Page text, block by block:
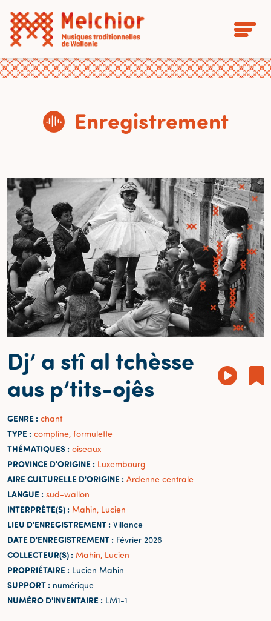
Enregistrement
Dj’ a stî al tchèsse
aus p’tits-ojês
GENRE : chant
TYPE : comptine, formulette
THÉMATIQUES : oiseaux
PROVINCE D'ORIGINE : Luxembourg
AIRE CULTURELLE D'ORIGINE : Ardenne centrale
LANGUE : sud-wallon
INTERPRÈTE(S) : Mahin, Lucien
LIEU D'ENREGISTREMENT : Villance
DATE D'ENREGISTREMENT : Février 2026
COLLECTEUR(S) : Mahin, Lucien
PROPRIÉTAIRE : Lucien Mahin
SUPPORT : numérique
NUMÉRO D'INVENTAIRE : LM1-1